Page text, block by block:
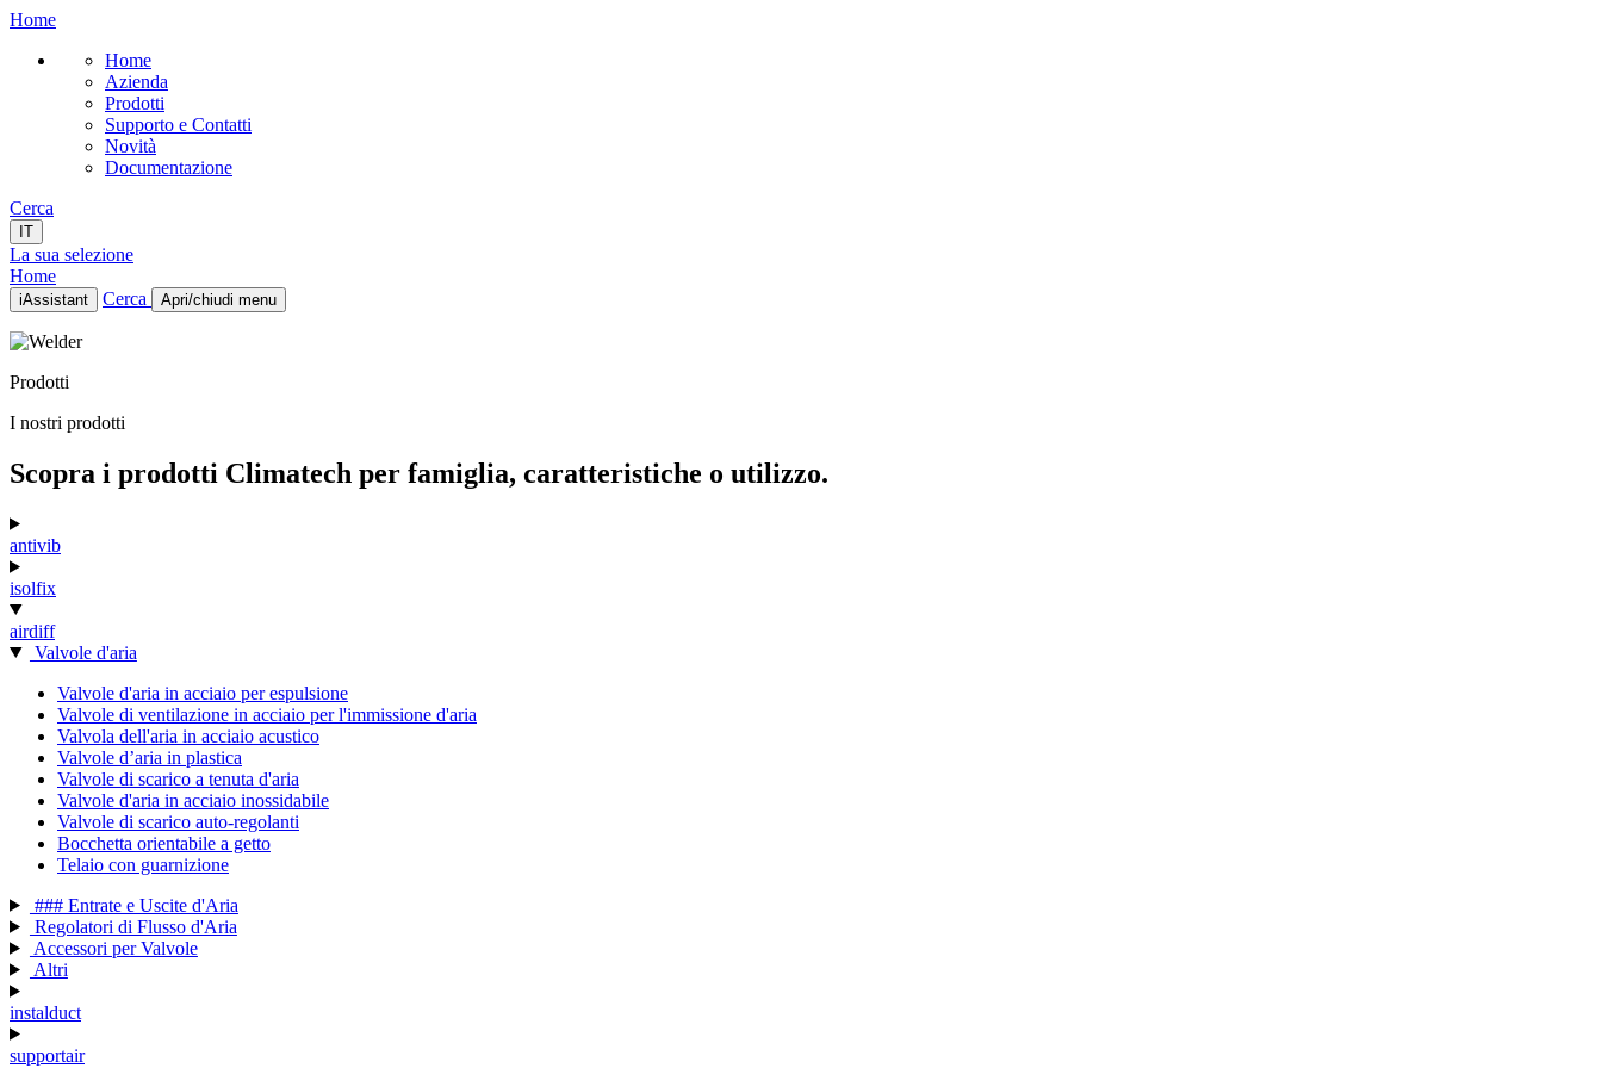
Home
Home
Azienda
Prodotti
Supporto e Contatti
Novità
Documentazione
Cerca
IT
La sua selezione
Home
iAssistant Cerca Apri/chiudi menu
Home
Prodotti
Novità
IT
Prodotti
I nostri prodotti
Scopra i prodotti Climatech per famiglia, caratteristiche o utilizzo.
antivib
isolfix
airdiff
Valvole d'aria
Valvole d'aria in acciaio per espulsione
Valvole di ventilazione in acciaio per l'immissione d'aria
Valvola dell'aria in acciaio acustico
Valvole d’aria in plastica
Valvole di scarico a tenuta d'aria
Valvole d'aria in acciaio inossidabile
Valvole di scarico auto-regolanti
Bocchetta orientabile a getto
Telaio con guarnizione
### Entrate e Uscite d'Aria
Regolatori di Flusso d'Aria
Accessori per Valvole
Altri
instalduct
supportair